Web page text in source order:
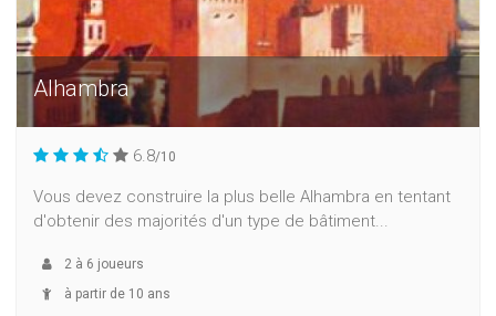
Alhambra
6.8/10
Vous devez construire la plus belle Alhambra en tentant
d'obtenir des majorités d'un type de bâtiment...
2 à 6 joueurs
à partir de 10 ans